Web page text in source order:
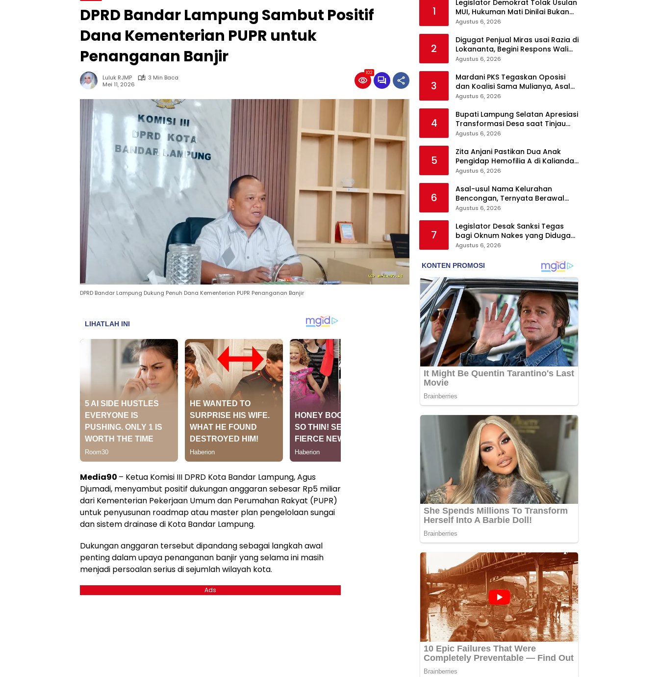
DPRD Bandar Lampung Sambut Positif
Dana Kementerian PUPR untuk
Penanganan Banjir
Luluk RJMP
3 Min Baca
Mei 11, 2026
102
DPRD Bandar Lampung Dukung Penuh Dana Kementerian PUPR Penanganan Banjir
Media90 – Ketua Komisi III DPRD Kota Bandar Lampung, Agus
Djumadi, menyambut positif dukungan anggaran sebesar Rp5 miliar
dari Kementerian Pekerjaan Umum dan Perumahan Rakyat (PUPR)
untuk penyusunan roadmap atau master plan pengelolaan sungai
dan sistem drainase di Kota Bandar Lampung.
Dukungan anggaran tersebut dipandang sebagai langkah awal
penting dalam upaya penanganan banjir yang selama ini masih
menjadi persoalan serius di sejumlah wilayah kota.
Ads
1
Legislator Demokrat Tolak Usulan
MUI, Hukuman Mati Dinilai Bukan
Solusi Berantas Korupsi
Agustus 6, 2026
2
Digugat Penjual Miras usai Razia di
Lokananta, Begini Respons Wali
Kota Solo
Agustus 6, 2026
3
Mardani PKS Tegaskan Oposisi
dan Koalisi Sama Mulianya, Asal
Berpihak kepada Rakyat
Agustus 6, 2026
4
Bupati Lampung Selatan Apresiasi
Transformasi Desa saat Tinjau
Program Desa Helau di Natar
Agustus 6, 2026
5
Zita Anjani Pastikan Dua Anak
Pengidap Hemofilia A di Kalianda
Terus Didampingi dan Dijamin
Agustus 6, 2026
6
Asal-usul Nama Kelurahan
Bencongan, Ternyata Berawal
dari Kisah Tokoh Dermawan
Agustus 6, 2026
7
Legislator Desak Sanksi Tegas
bagi Oknum Nakes yang Diduga
Hina Pasien BPJS
Agustus 6, 2026